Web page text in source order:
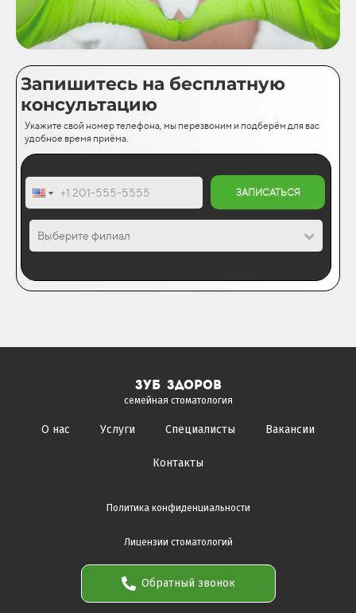
Запишитесь на бесплатную
консультацию
Укажите свой номер телефона, мы перезвоним и подберём для вас
удобное время приёма.
ЗАПИСАТЬСЯ
Выберите филиал
зуб здоров
семейная стоматология
О нас Услуги Специалисты Вакансии
Контакты
Политика конфиденциальности
Лицензии стоматологий
Обратный звонок